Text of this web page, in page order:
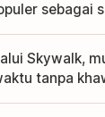
sebagai
Skywalk,
tanpa